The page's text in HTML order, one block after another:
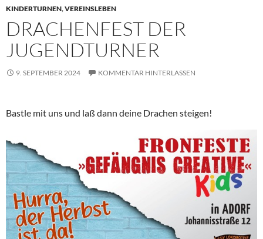
KINDERTURNEN,VEREINSLEBEN
DRACHENFEST DER
JUGENDTURNER
9. SEPTEMBER 2024 KOMMENTAR HINTERLASSEN
Bastle mit uns und laß dann deine Drachen steigen!